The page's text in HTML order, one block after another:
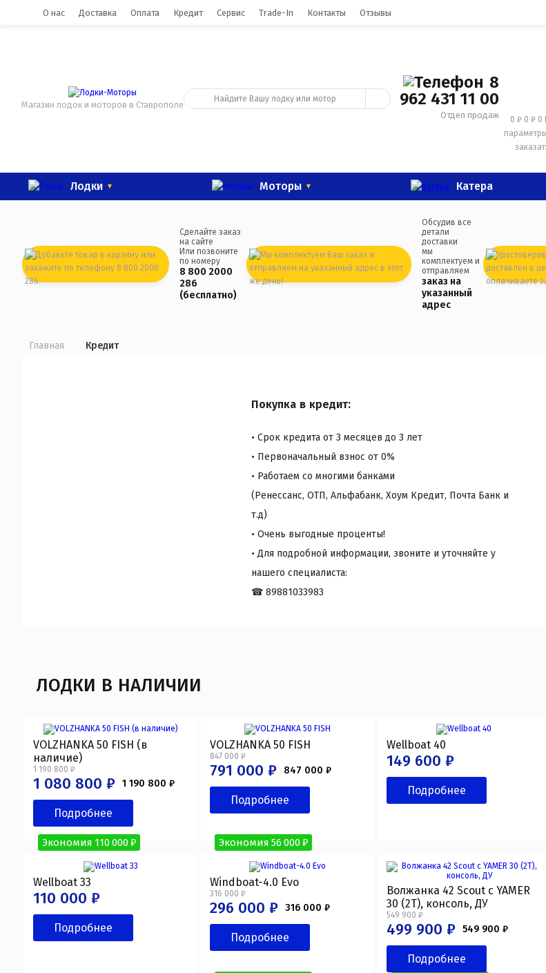
О нас Доставка Оплата Кредит Сервис Trade-In Контакты Отзывы
Магазин лодок и моторов в Ставрополе
8
962 431 11 00
Отдел продаж
0 ₽ 0 ₽ 0
Лодки Моторы Катера
Сделайте заказ
на сайте
Или позвоните
по номеру
8 800 2000
286
(бесплатно)
Обсудив все
детали
доставки
мы
комплектуем и
отправляем
заказ на
указанный
адрес
Главная
Кредит
Покупка в кредит:
• Срок кредита от 3 месяцев до 3 лет
• Первоначальный взнос от 0%
• Работаем со многими банками
(Ренеcсанс, ОТП, Альфабанк, Хоум Кредит, Почта Банк и
т.д)
• Очень выгодные проценты!
• Для подробной информации, звоните и уточняйте у
нашего специалиста:
☎ 89881033983
ЛОДКИ В НАЛИЧИИ
VOLZHANKA 50 FISH (в
наличие)
1 190 800 ₽
1 190 800 ₽
1 080 800 ₽
Экономия 110 000 ₽
Подробнее
VOLZHANKA 50 FISH
847 000 ₽
847 000 ₽
791 000 ₽
Экономия 56 000 ₽
Подробнее
Wellboat 40
149 600 ₽
Подробнее
Wellboat 33
110 000 ₽
Подробнее
Windboat-4.0 Evo
316 000 ₽
316 000 ₽
296 000 ₽
Подробнее
Волжанка 42 Scout с YAMER
30 (2T), консоль, ДУ
549 900 ₽
549 900 ₽
499 900 ₽
Подробнее